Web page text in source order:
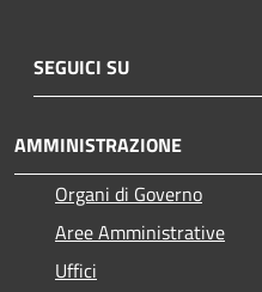
SEGUICI SU
AMMINISTRAZIONE
Organi di Governo
Aree Amministrative
Uffici